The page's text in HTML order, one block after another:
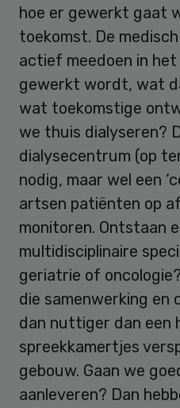
hoe er gewerkt gaat
toekomst. De
actief meedoen in
gewerkt wordt, wat
wat toekomstige
we thuis dialyseren?
dialysecentrum (op
nodig, maar wel een
artsen patiënten op
monitoren. Ontstaan
multidisciplinaire
geriatrie of
die samenwerking
dan nuttiger dan een
spreekkamertjes
gebouw. Gaan we
aanleveren? Dan